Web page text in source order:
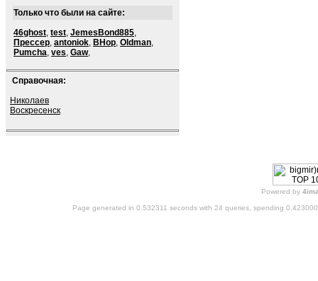
Только что были на сайте:
46ghost, test, JemesBond885,
Прессер, antoniok, BHop, Oldman,
Pumcha, ves, Gaw,
Справочная:
Николаев
Воскресенск
Powered by
Page generated in 0.532311 seconds with 24 queries, spending